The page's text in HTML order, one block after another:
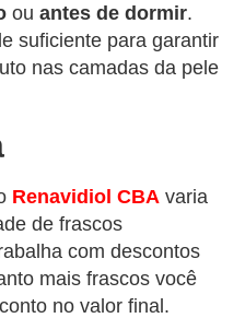
ou antes de dormir.
suficiente para garantir
nas camadas da pele
Renavidiol CBA varia
de frascos
com descontos
mais frascos você
no valor final.